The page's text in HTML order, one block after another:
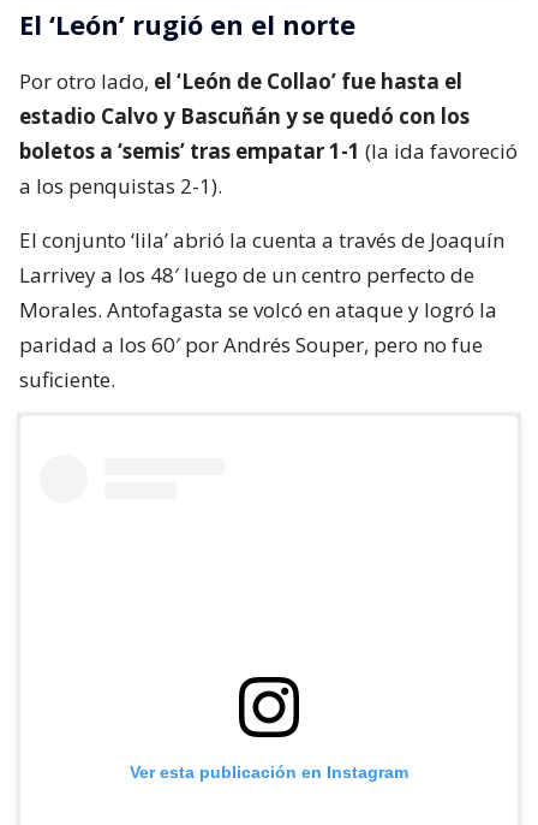
El ‘León’ rugió en el norte
Por otro lado, el ‘León de Collao’ fue hasta el
estadio Calvo y Bascuñán y se quedó con los
boletos a ‘semis’ tras empatar 1-1 (la ida favoreció
a los penquistas 2-1).
El conjunto ‘lila’ abrió la cuenta a través de Joaquín
Larrivey a los 48′ luego de un centro perfecto de
Morales. Antofagasta se volcó en ataque y logró la
paridad a los 60′ por Andrés Souper, pero no fue
suficiente.
Ver esta publicación en Instagram